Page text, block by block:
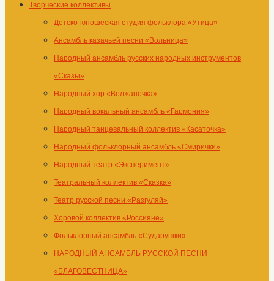
Творческие коллективы
Детско-юношеская студия фольклора «Утица»
Ансамбль казачьей песни «Вольница»
Народный ансамбль русских народных инструментов
«Сказы»
Народный хор «Волжаночка»
Народный вокальный ансамбль «Гармония»
Народный танцевальный коллектив «Касаточка»
Народный фольклорный ансамбль «Смирички»
Народный театр «Эксперимент»
Театральный коллектив «Сказка»
Театр русской песни «Разгуляй»
Хоровой коллектив «Россияне»
Фольклорный ансамбль «Сударушки»
НАРОДНЫЙ АНСАМБЛЬ РУССКОЙ ПЕСНИ
«БЛАГОВЕСТНИЦА»